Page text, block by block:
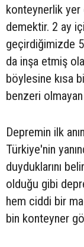
konteynerlik
demektir. 2 ay
geçirdiğimizde
da inşa etmiş
böylesine kısa
benzeri olmayan
Depremin ilk
Türkiye'nin
duyduklarını
olduğu gibi
hem ciddi bir
bin konteyner